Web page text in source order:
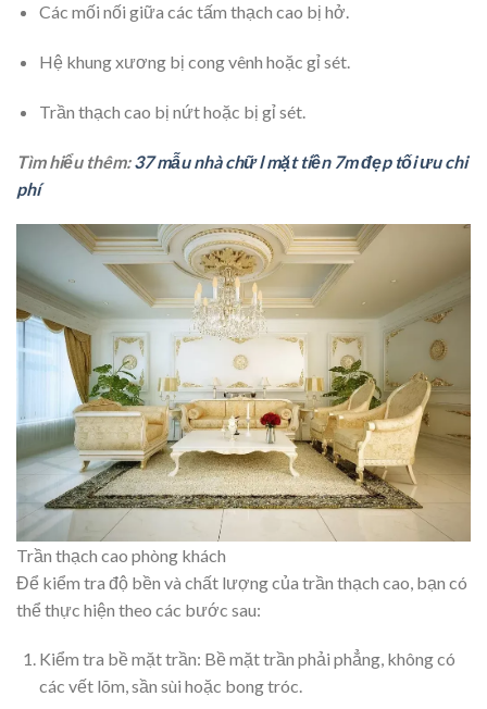
Các mối nối giữa các tấm thạch cao bị hở.
Hệ khung xương bị cong vênh hoặc gỉ sét.
Trần thạch cao bị nứt hoặc bị gỉ sét.
Tìm hiểu thêm:37 mẫu nhà chữ l mặt tiền 7m đẹp tối ưu chi
phí
Trần thạch cao phòng khách
Để kiểm tra độ bền và chất lượng của trần thạch cao, bạn có
thể thực hiện theo các bước sau:
Kiểm tra bề mặt trần: Bề mặt trần phải phẳng, không có
các vết lõm, sần sùi hoặc bong tróc.